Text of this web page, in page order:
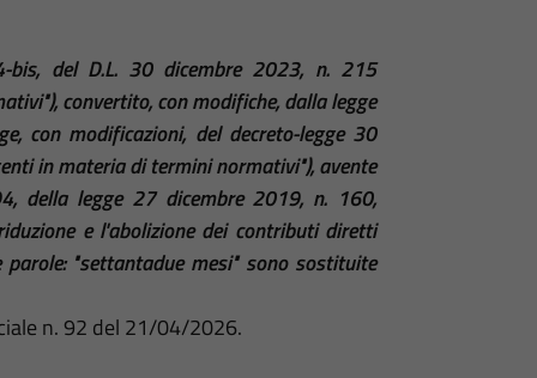
del D.L. 30 dicembre 2023, n. 215
convertito, con modifiche, dalla legge
con modificazioni, del decreto-legge 30
in materia di termini normativi"), avente
della legge 27 dicembre 2019, n. 160,
e l'abolizione dei contributi diretti
"settantadue mesi" sono sostituite
n. 92 del 21/04/2026.